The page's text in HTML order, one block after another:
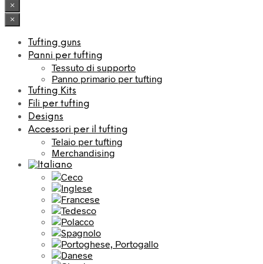
×
×
Tufting guns
Panni per tufting
Tessuto di supporto
Panno primario per tufting
Tufting Kits
Fili per tufting
Designs
Accessori per il tufting
Telaio per tufting
Merchandising